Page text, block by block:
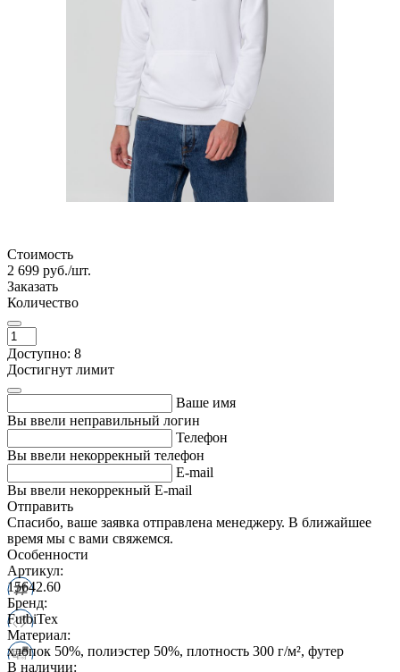
Стоимость
2 699 руб./шт.
Заказать
Количество
Доступно: 8
Достигнут лимит
Ваше имя
Вы ввели неправильный логин
Телефон
Вы ввели некоррекный телефон
E-mail
Вы ввели некоррекный E-mail
Отправить
Спасибо, ваше заявка отправлена менеджеру. В ближайшее
время мы с вами свяжемся.
Особенности
Артикул:
15642.60
Бренд:
FutbiTex
Материал:
хлопок 50%, полиэстер 50%, плотность 300 г/м², футер
В наличии: